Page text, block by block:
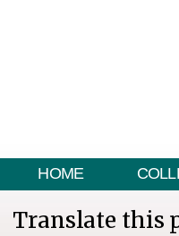
HOME
Translate this